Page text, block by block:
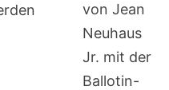
von Jean
Neuhaus
Jr. mit der
Ballotin-